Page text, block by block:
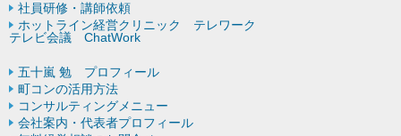
社員研修・講師依頼
ホットライン経営クリニック テレワーク
テレビ会議 ChatWork
五十嵐 勉 プロフィール
町コンの活用方法
コンサルティングメニュー
会社案内・代表者プロフィール